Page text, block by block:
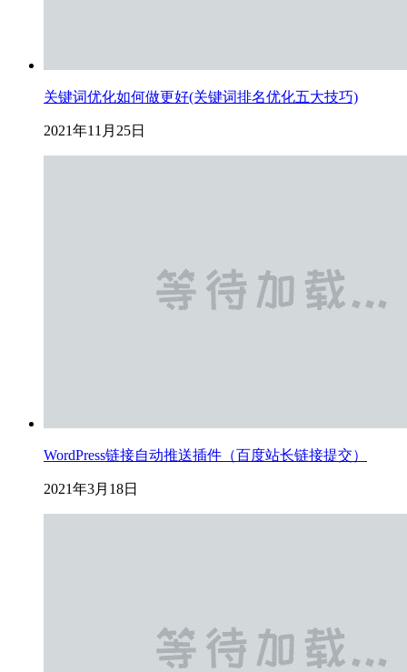
关键词优化如何做更好(关键词排名优化五大技巧)
2021年11月25日
WordPress链接自动推送插件（百度站长链接提交）
2021年3月18日